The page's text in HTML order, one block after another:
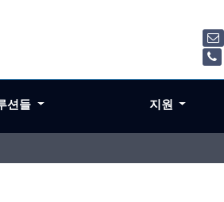
션들 지원